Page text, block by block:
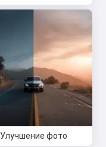
Улучшение фото